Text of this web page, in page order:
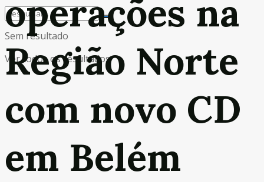
Sem resultado
Ver todos os resultados
operações na
Região Norte
com novo CD
em Belém